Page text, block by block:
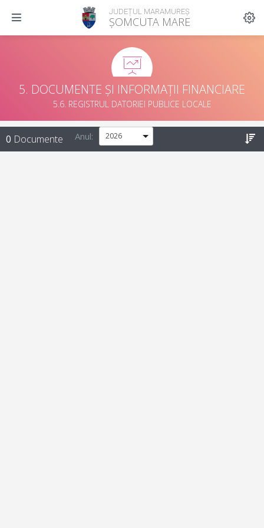
JUDEȚUL MARAMUREȘ
ȘOMCUTA MARE
5. DOCUMENTE ȘI INFORMAȚII FINANCIARE
5.6. REGISTRUL DATORIEI PUBLICE LOCALE
0 Documente Anul: